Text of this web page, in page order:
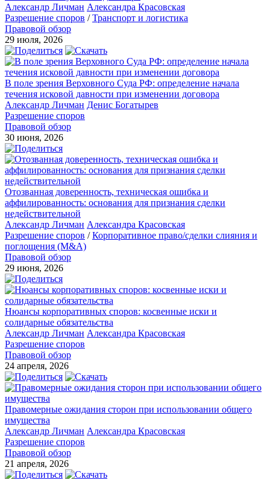
Александр Личман Александра Красовская
Разрешение споров /Транспорт и логистика
Правовой обзор
29 июля, 2026
В поле зрения Верховного Суда РФ: определение начала
течения исковой давности при изменении договора
Александр Личман Денис Богатырев
Разрешение споров
Правовой обзор
30 июня, 2026
Отозванная доверенность, техническая ошибка и
аффилированность: основания для признания сделки
недействительной
Александр Личман Александра Красовская
Разрешение споров /Корпоративное право/сделки слияния и
поглощения (M&A)
Правовой обзор
29 июня, 2026
Нюансы корпоративных споров: косвенные иски и
солидарные обязательства
Александр Личман Александра Красовская
Разрешение споров
Правовой обзор
24 апреля, 2026
Правомерные ожидания сторон при использовании общего
имущества
Александр Личман Александра Красовская
Разрешение споров
Правовой обзор
21 апреля, 2026